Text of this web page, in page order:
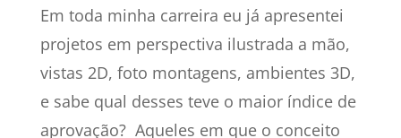
Em toda minha carreira eu já apresentei
projetos em perspectiva ilustrada a mão,
vistas 2D, foto montagens, ambientes 3D,
e sabe qual desses teve o maior índice de
aprovação? Aqueles em que o conceito